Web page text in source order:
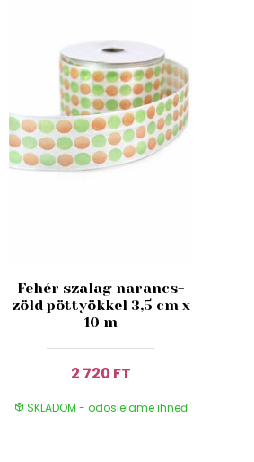
Fehér szalag narancs-
zöld pöttyökkel 3,5 cm x
10 m
2 720 FT
SKLADOM - odosielame ihneď